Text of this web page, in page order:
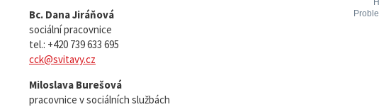
Bc. Dana Jiráňová
sociální pracovnice
tel.: +420 739 633 695
cck@svitavy.cz
Miloslava Burešová
pracovnice v sociálních službách